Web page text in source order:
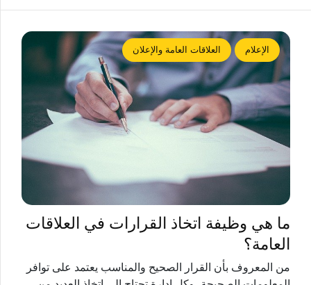
الإعلام العلاقات العامة والإعلان
ما هي وظيفة اتخاذ القرارات في العلاقات
العامة؟
من المعروف بأن القرار الصحيح والمناسب يعتمد على توافر